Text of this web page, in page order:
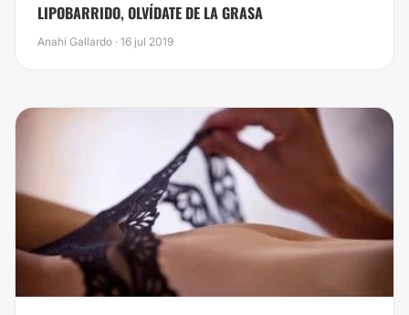
​LIPOBARRIDO, OLVÍDATE DE LA GRASA
Anahí Gallardo · 16 jul 2019